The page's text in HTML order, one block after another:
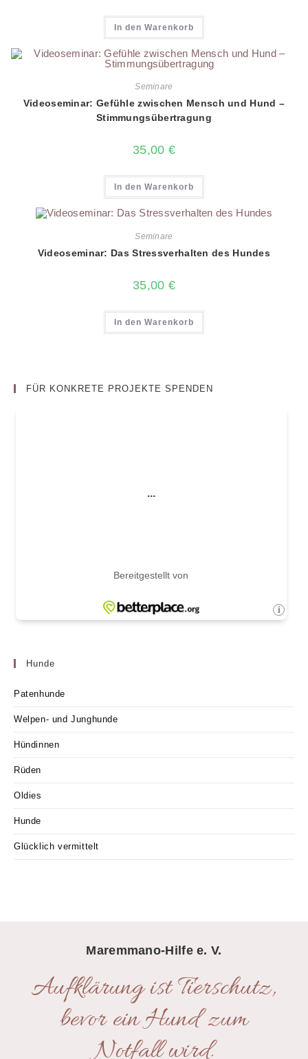
In den Warenkorb
Seminare
Videoseminar: Gefühle zwischen Mensch und Hund –
Stimmungsübertragung
35,00 €
In den Warenkorb
Seminare
Videoseminar: Das Stressverhalten des Hundes
35,00 €
In den Warenkorb
FÜR KONKRETE PROJEKTE SPENDEN
Hunde
Patenhunde
Welpen- und Junghunde
Hündinnen
Rüden
Oldies
Hunde
Glücklich vermittelt
Maremmano-Hilfe e. V.
Aufklärung ist Tierschutz,
bevor ein Hund zum
Notfall wird.